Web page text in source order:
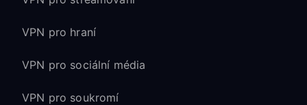
VPN pro hraní
VPN pro sociální média
VPN pro soukromí